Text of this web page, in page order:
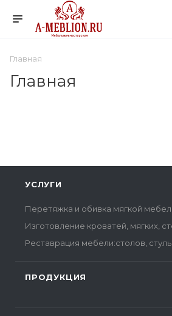
Главная
Главная
УСЛУГИ
Перетяжка и обивка мягкой
Изготовление кроватей, мягких,
Реставрация мебели:столов,
ПРОДУКЦИЯ